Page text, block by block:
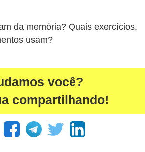
da memória? Quais exercícios,
usam?
você?
compartilhando!